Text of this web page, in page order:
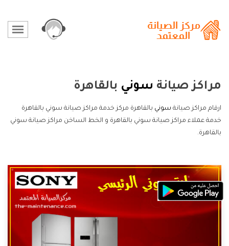
مراكز صيانة سوني بالقاهرة
ارقام مراكز صيانة سوني بالقاهرة مركز خدمة مراكز صيانة سوني بالقاهرة
خدمة عملاء مراكز صيانة سوني بالقاهرة و الخط الساخن مراكز صيانة سوني
بالقاهرة.